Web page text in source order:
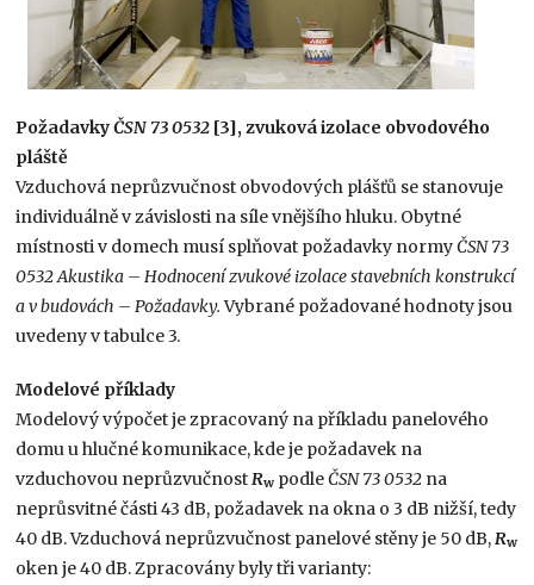
PožadavkyČSN 73 0532 [3], zvuková izolace obvodového
pláště
Vzduchová neprůzvučnost obvodových plášťů se stanovuje
individuálně v závislosti na síle vnějšího hluku. Obytné
místnosti v domech musí splňovat požadavky normyČSN 73
0532 Akustika – Hodnocení zvukové izolace stavebních konstrukcí
a v budovách – Požadavky.Vybrané požadované hodnoty jsou
uvedeny v tabulce 3.
Modelové příklady
Modelový výpočet je zpracovaný na příkladu panelového
domu u hlučné komunikace, kde je požadavek na
vzduchovou neprůzvučnost Rw podleČSN 73 0532 na
neprůsvitné části 43 dB, požadavek na okna o 3 dB nižší, tedy
40 dB. Vzduchová neprůzvučnost panelové stěny je 50 dB, Rw
oken je 40 dB. Zpracovány byly tři varianty: